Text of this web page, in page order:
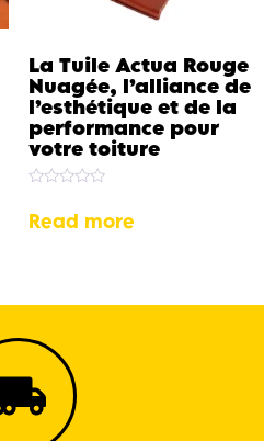
La Tuile Actua Rouge
Nuagée, l’alliance de
l’esthétique et de la
performance pour
votre toiture
0
out
Read more